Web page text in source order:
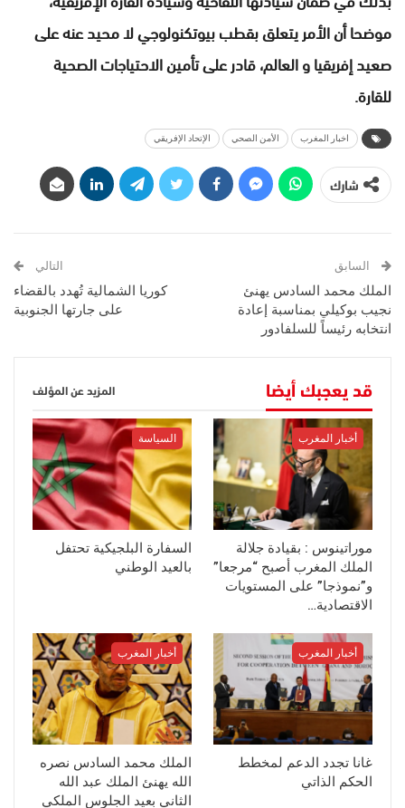
موضحا أن الأمر يتعلق بقطب بيوتكنولوجي لا محيد عنه على
صعيد إفريقيا و العالم، قادر على تأمين الاحتياجات الصحية
للقارة.
اخبار المغرب الأمن الصحي الإتحاد الإفريقي
شارك
السابق
الملك محمد السادس يهنئ
نجيب بوكيلي بمناسبة إعادة
انتخابه رئيساً للسلفادور
التالي
كوريا الشمالية تُهدد بالقضاء
على جارتها الجنوبية
قد يعجبك أيضا المزيد عن المؤلف
أخبار المغرب
موراتينوس : بقيادة جلالة
الملك المغرب أصبح “مرجعا”
و”نموذجا” على المستويات
الاقتصادية…
السياسة
السفارة البلجيكية تحتفل
بالعيد الوطني
أخبار المغرب
غانا تجدد الدعم لمخطط
الحكم الذاتي
أخبار المغرب
الملك محمد السادس نصره
الله يهنئ الملك عبد الله
الثاني بعيد الجلوس الملكي